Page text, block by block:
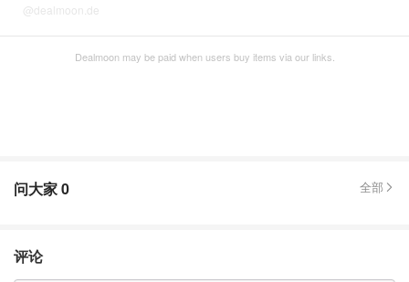
@dealmoon.de
Dealmoon may be paid when users buy items via our links.
问大家0 全部
评论